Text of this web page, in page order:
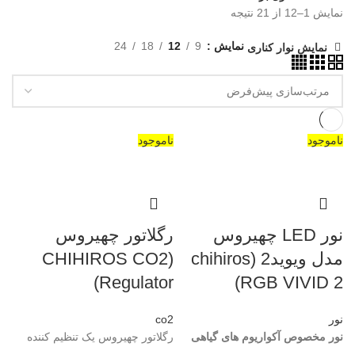
نمایش 1–12 از 21 نتیجه
نمایش نوار کناری نمایش 9
12
18
24
ناموجود
نور LED چهیروس
مدل ویوید2 (chihiros
RGB VIVID 2)
نور
نور مخصوص آکواریوم های گیاهی
ناموجود
رگلاتور چهیروس
(CHIHIROS CO2
Regulator)
co2
رگلاتور چهیروس یک تنظیم کننده